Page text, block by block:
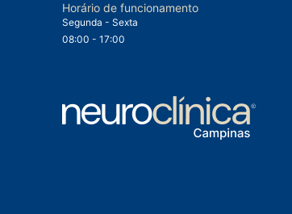
Horário de funcionamento
Segunda - Sexta
08:00 - 17:00